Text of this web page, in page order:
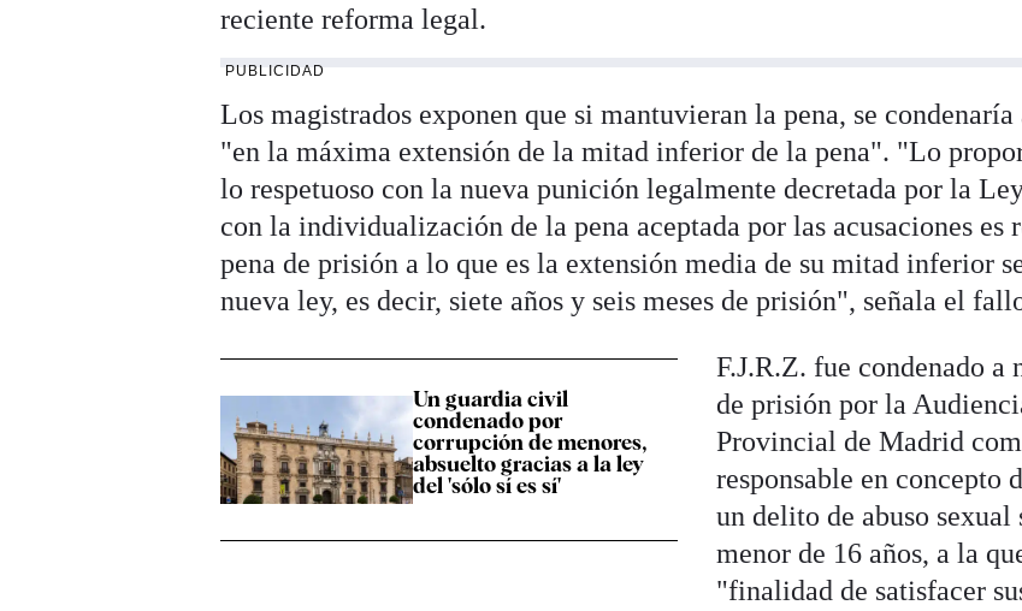
reciente reforma legal.
PUBLICIDAD
Los magistrados exponen que si mantuvieran la pena, se condenaría
"en la máxima extensión de la mitad inferior de la pena". "Lo
lo respetuoso con la nueva punición legalmente decretada por la
con la individualización de la pena aceptada por las acusaciones es
pena de prisión a lo que es la extensión media de su mitad inferior
nueva ley, es decir, siete años y seis meses de prisión", señala el
Un guardia civil
condenado por
corrupción de menores,
absuelto gracias a la ley
del 'sólo sí es sí'
F.J.R.Z. fue condenado a
de prisión por la
Provincial de Madrid
responsable en concepto
un delito de abuso sexual
menor de 16 años, a la
"finalidad de satisfacer